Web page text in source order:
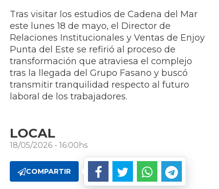
Tras visitar los estudios de Cadena del Mar
este lunes 18 de mayo, el Director de
Relaciones Institucionales y Ventas de Enjoy
Punta del Este se refirió al proceso de
transformación que atraviesa el complejo
tras la llegada del Grupo Fasano y buscó
transmitir tranquilidad respecto al futuro
laboral de los trabajadores.
LOCAL
18/05/2026 - 16:00hs
COMPARTIR